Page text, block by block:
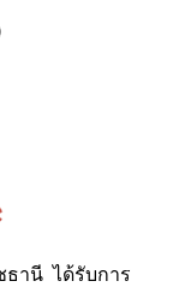
ธานี ได้รับการ